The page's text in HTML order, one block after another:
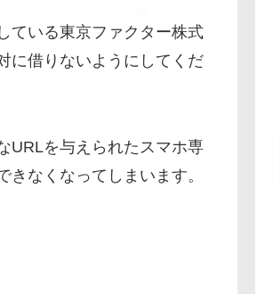
ている東京ファクター株式
に借りないようにしてくだ
URLを与えられたスマホ専
なくなってしまいます。